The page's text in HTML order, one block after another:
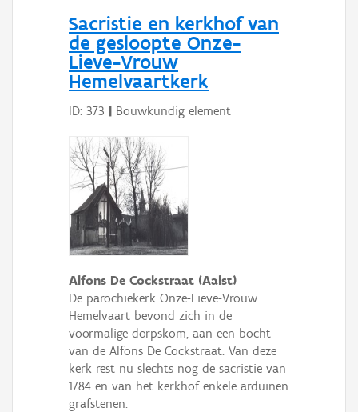
Sacristie en kerkhof van
de gesloopte Onze-
Lieve-Vrouw
Hemelvaartkerk
ID: 373 | Bouwkundig element
Alfons De Cockstraat (Aalst)
De parochiekerk Onze-Lieve-Vrouw
Hemelvaart bevond zich in de
voormalige dorpskom, aan een bocht
van de Alfons De Cockstraat. Van deze
kerk rest nu slechts nog de sacristie van
1784 en van het kerkhof enkele arduinen
grafstenen.